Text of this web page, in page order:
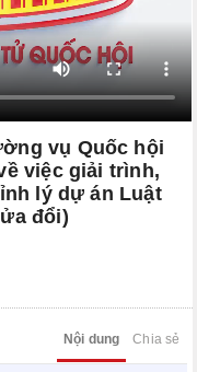
vụ Quốc hội
việc giải trình,
lý dự án Luật
đổi)
Chia sẻ
Nội dung